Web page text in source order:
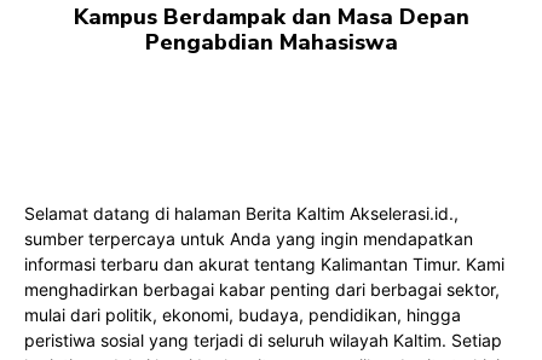
Kampus Berdampak dan Masa Depan
Pengabdian Mahasiswa
Selamat datang di halaman Berita Kaltim Akselerasi.id.,
sumber terpercaya untuk Anda yang ingin mendapatkan
informasi terbaru dan akurat tentang Kalimantan Timur. Kami
menghadirkan berbagai kabar penting dari berbagai sektor,
mulai dari politik, ekonomi, budaya, pendidikan, hingga
peristiwa sosial yang terjadi di seluruh wilayah Kaltim. Setiap